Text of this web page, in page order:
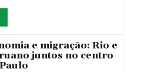
e migração: Rio e
juntos no centro